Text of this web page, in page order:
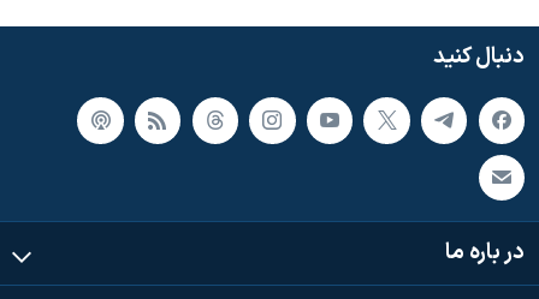
دنبال کنید
در باره ما